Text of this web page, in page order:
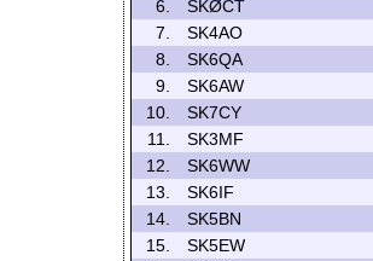
6.
SKØCT
7.
SK4AO
8.
SK6QA
9.
SK6AW
10.
SK7CY
11.
SK3MF
12.
SK6WW
13.
SK6IF
14.
SK5BN
15.
SK5EW